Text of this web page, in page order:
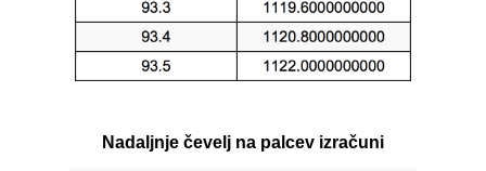
Nadaljnje čevelj na palcev izračuni